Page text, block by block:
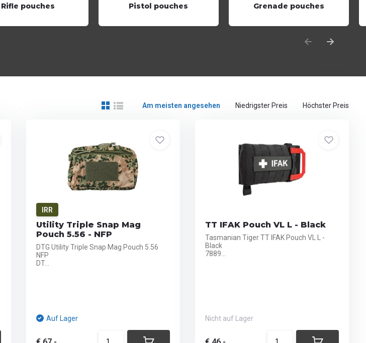
Rifle pouches Pistol pouches Grenade pouches
Am meisten angesehen Niedrigster Preis Höchster Preis
IRR
Utility Triple Snap Mag
Pouch 5.56 - NFP
DTG Utility Triple Snap Mag Pouch 5.56
NFP
DT...
Auf Lager
TT IFAK Pouch VL L - Black
Tasmanian Tiger TT IFAK Pouch VL L -
Black
7889...
Nicht auf Lager